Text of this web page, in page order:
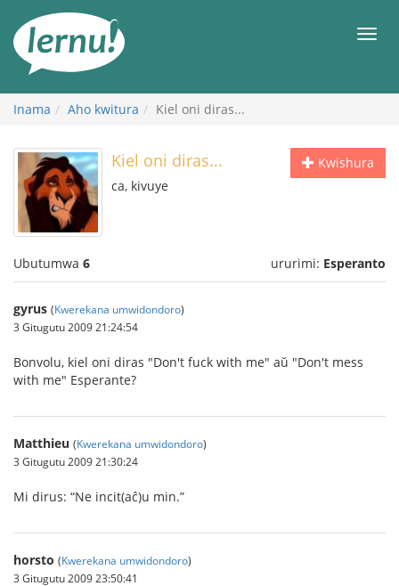
rupapuro
rw'ibirimwo
Inama Aho kwitura Kiel oni diras...
Kwishura
Kiel oni diras...
ca, kivuye
Ubutumwa 6 ururimi: Esperanto
gyrus (Kwerekana umwidondoro)
3 Gitugutu 2009 21:24:54
Bonvolu, kiel oni diras "Don't fuck with me" aŭ "Don't mess
with me" Esperante?
Matthieu (Kwerekana umwidondoro)
3 Gitugutu 2009 21:30:24
Mi dirus: “Ne incit(aĉ)u min.”
horsto (Kwerekana umwidondoro)
3 Gitugutu 2009 23:50:41